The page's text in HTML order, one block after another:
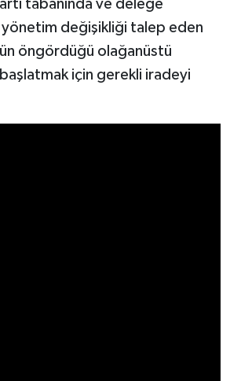
tabanında ve delege
yönetim değişikliği talep eden
öngördüğü olağanüstü
için gerekli iradeyi